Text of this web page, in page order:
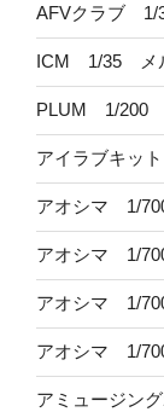
AFVクラブ 1/
ICM 1/35 メ
PLUM 1/200
アイラブキッ
アオシマ 1/
アオシマ 1/
アオシマ 1/
アオシマ 1/
アミュージン